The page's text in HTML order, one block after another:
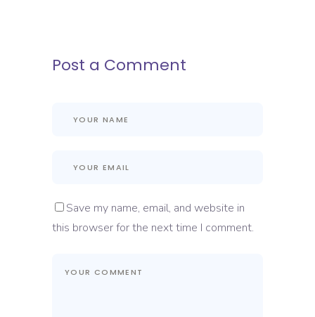
Post a Comment
Save my name, email, and website in
this browser for the next time I comment.